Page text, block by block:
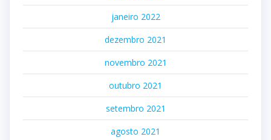
janeiro 2022
dezembro 2021
novembro 2021
outubro 2021
setembro 2021
agosto 2021